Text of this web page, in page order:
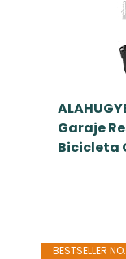
Garaje
Bicicleta
BESTSELLER